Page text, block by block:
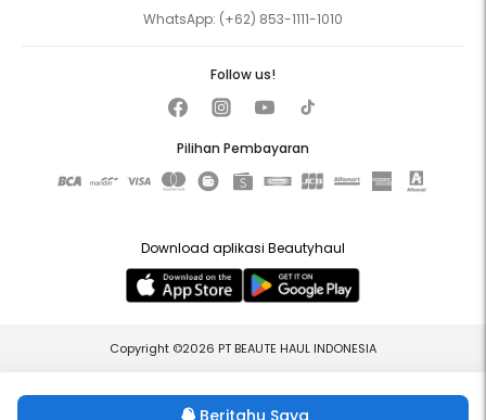
Beritahu Saya
WhatsApp: (+62) 853-1111-1010
Pilihan Pembayaran
Follow us!
Download aplikasi Beautyhaul
Copyright ©2026 PT BEAUTE HAUL INDONESIA